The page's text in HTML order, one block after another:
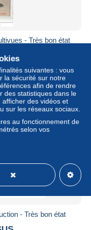
- Très bon état
Professionnel
- Très bon état
suivantes : vous
la sécurité sur notre
afin de rendre
des statistiques dans le
afficher des vidéos et
sur les réseaux sociaux.
au fonctionnement de
selon vos